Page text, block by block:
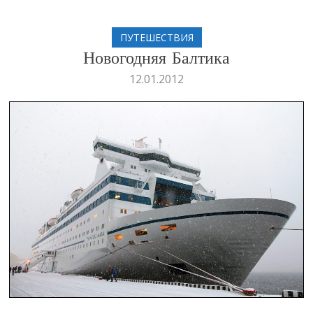
ПУТЕШЕСТВИЯ
Новогодняя Балтика
12.01.2012